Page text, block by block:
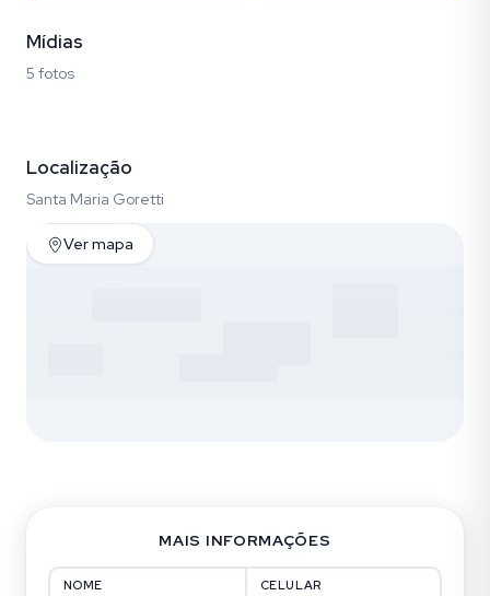
Mídias
5 fotos
Localização
Santa Maria Goretti
Ver mapa
MAIS INFORMAÇÕES
NOME CELULAR